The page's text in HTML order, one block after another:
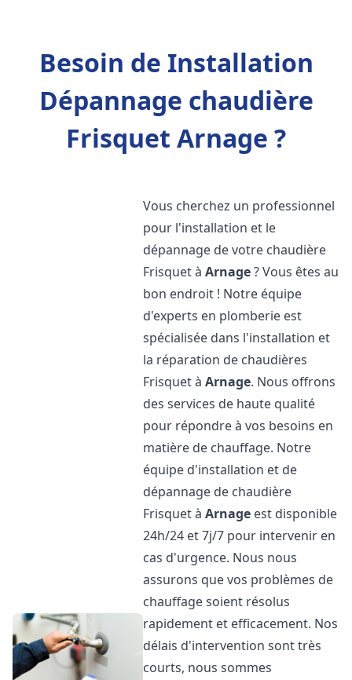
Besoin de Installation
Dépannage chaudière
Frisquet Arnage ?
Vous cherchez un professionnel
pour l'installation et le
dépannage de votre chaudière
Frisquet àArnage? Vous êtes au
bon endroit ! Notre équipe
d'experts en plomberie est
spécialisée dans l'installation et
la réparation de chaudières
Frisquet àArnage. Nous offrons
des services de haute qualité
pour répondre à vos besoins en
matière de chauffage. Notre
équipe d'installation et de
dépannage de chaudière
Frisquet àArnage est disponible
24h/24 et 7j/7 pour intervenir en
cas d'urgence. Nous nous
assurons que vos problèmes de
chauffage soient résolus
rapidement et efficacement. Nos
délais d'intervention sont très
courts, nous sommes